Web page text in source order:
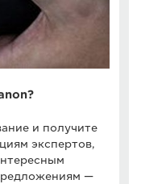
и получите
экспертов,
—